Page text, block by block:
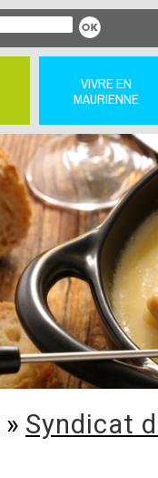
VIVRE EN
MAURIENNE
» Syndicat